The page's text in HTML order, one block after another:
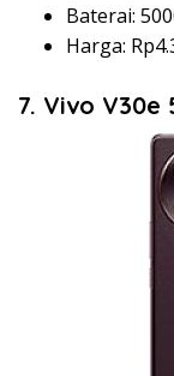
Baterai:
Harga:
7. Vivo V30e